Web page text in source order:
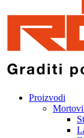
Proizvodi
Mortovi